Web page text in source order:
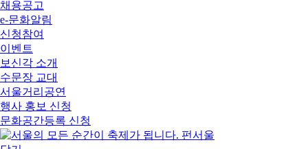
채용공고
e-문화알림
신청참여
이벤트
보신각 소개
수문장 교대
서울거리공연
행사 홍보 신청
문화공간등록 신청